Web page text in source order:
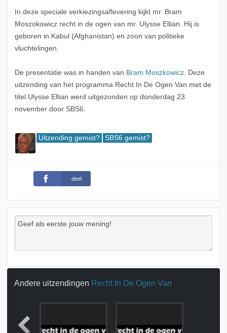
In deze speciale verkiezingsaflevering kijkt mr. Bram
Moszokowicz recht in de ogen van mr. Ulysse Ellian. Hij is
geboren in Kabul (Afghanistan) en zoon van politieke
vluchtelingen.
De presentatie was in handen van Bram Moszkowicz. Deze
uitzending van het programma Recht In De Ogen Van met de
titel Ulysse Ellian werd uitgezonden op donderdag 23
november door SBS6.
Uitzending gemist? SBS6 gemist?
deel
Andere uitzendingen Recht In De Ogen Van